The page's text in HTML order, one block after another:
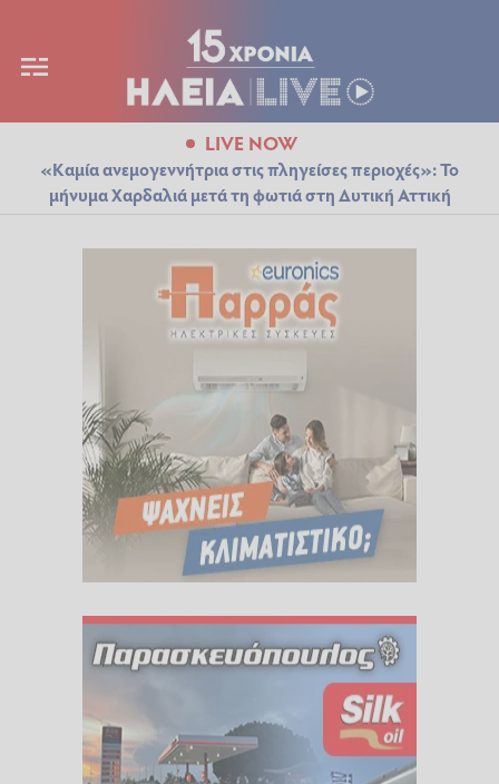
LIVE NOW
«Καμία ανεμογεννήτρια στις πληγείσες περιοχές»: Το
μήνυμα Χαρδαλιά μετά τη φωτιά στη Δυτική Αττική